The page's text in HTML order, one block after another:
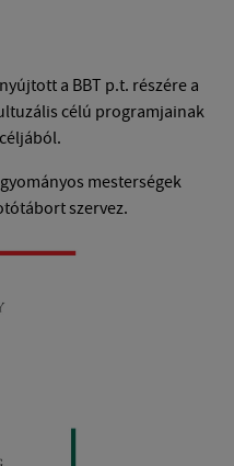
a BBT p.t. részére a
célú programjainak
mesterségek
szervez.